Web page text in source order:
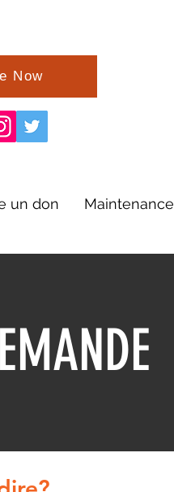
Now
un don Maintenance